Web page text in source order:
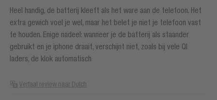
Heel handig, de batterij kleeft als het ware aan de telefoon. Het
extra gewich voel je wel, maar het belet je niet je telefoon vast
te houden. Enige nadeel: wanneer je de batterij als staander
gebruikt en je iphone draait, verschijnt niet, zoals bij vele QI
laders, de klok automatisch
Vertaal review naar Dutch